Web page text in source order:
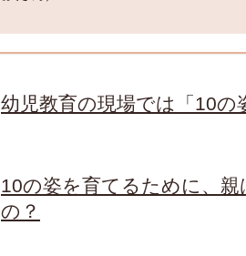
幼児教育の現場では「10の
10の姿を育てるために、
の？